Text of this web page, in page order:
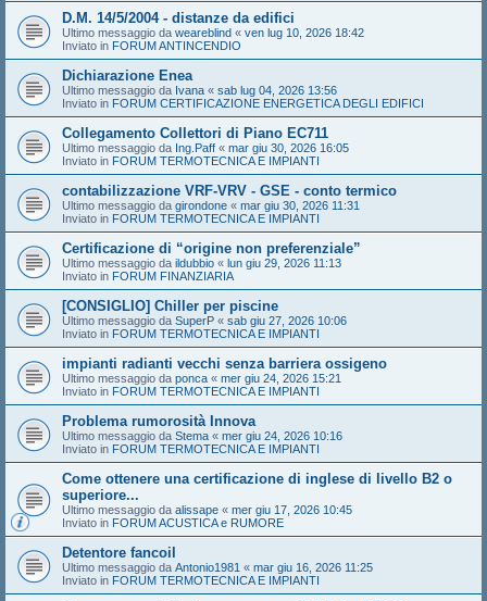
D.M. 14/5/2004 - distanze da edifici
Ultimo messaggio da weareblind « ven lug 10, 2026 18:42
Inviato in FORUM ANTINCENDIO
Dichiarazione Enea
Ultimo messaggio da Ivana « sab lug 04, 2026 13:56
Inviato in FORUM CERTIFICAZIONE ENERGETICA DEGLI EDIFICI
Collegamento Collettori di Piano EC711
Ultimo messaggio da Ing.Paff « mar giu 30, 2026 16:05
Inviato in FORUM TERMOTECNICA E IMPIANTI
contabilizzazione VRF-VRV - GSE - conto termico
Ultimo messaggio da girondone « mar giu 30, 2026 11:31
Inviato in FORUM TERMOTECNICA E IMPIANTI
Certificazione di “origine non preferenziale”
Ultimo messaggio da ildubbio « lun giu 29, 2026 11:13
Inviato in FORUM FINANZIARIA
[CONSIGLIO] Chiller per piscine
Ultimo messaggio da SuperP « sab giu 27, 2026 10:06
Inviato in FORUM TERMOTECNICA E IMPIANTI
impianti radianti vecchi senza barriera ossigeno
Ultimo messaggio da ponca « mer giu 24, 2026 15:21
Inviato in FORUM TERMOTECNICA E IMPIANTI
Problema rumorosità Innova
Ultimo messaggio da Stema « mer giu 24, 2026 10:16
Inviato in FORUM TERMOTECNICA E IMPIANTI
Come ottenere una certificazione di inglese di livello B2 o
superiore...
Ultimo messaggio da alissape « mer giu 17, 2026 10:45
Inviato in FORUM ACUSTICA e RUMORE
Detentore fancoil
Ultimo messaggio da Antonio1981 « mar giu 16, 2026 11:25
Inviato in FORUM TERMOTECNICA E IMPIANTI